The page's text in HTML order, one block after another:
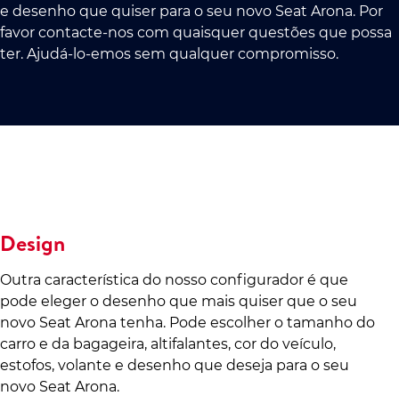
e desenho que quiser para o seu novo Seat Arona. Por
favor contacte-nos com quaisquer questões que possa
ter. Ajudá-lo-emos sem qualquer compromisso.
Design
Outra característica do nosso configurador é que
pode eleger o desenho que mais quiser que o seu
novo Seat Arona tenha. Pode escolher o tamanho do
carro e da bagageira, altifalantes, cor do veículo,
estofos, volante e desenho que deseja para o seu
novo Seat Arona.